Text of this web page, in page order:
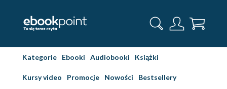
Kategorie Ebooki Audiobooki Książki
Kursy video Promocje Nowości Bestsellery